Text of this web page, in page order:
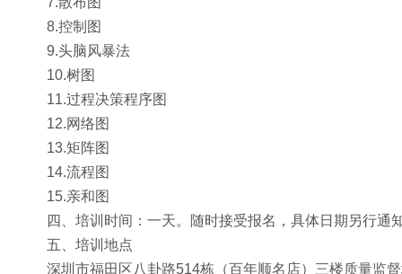
8.控制图
9.头脑风暴法
10.树图
11.过程决策程序图
12.网络图
13.矩阵图
14.流程图
15.亲和图
四、培训时间：一天。随时接受报名，具体日期另行通知
五、培训地点
深圳市福田区八卦路514栋（百年顺名店）三楼质量监督